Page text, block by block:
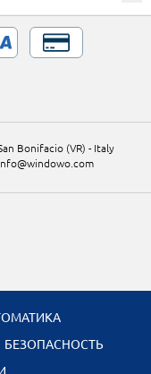
Bonifacio (VR) - Italy
БЕЗОПАСНОСТЬ